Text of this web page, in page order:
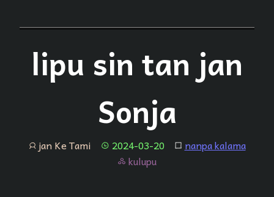
lipu sin tan jan
Sonja
janjan Ke Tami tenpo 2024-03-20 lipu nanpa kalama
kulupu kulupu